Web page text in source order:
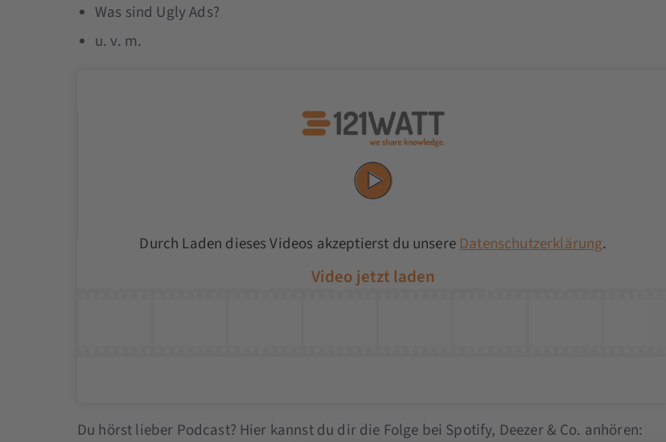
Was sind Ugly Ads?
u. v. m.
Durch Laden dieses Videos akzeptierst du unsereDatenschutzerklärung.
Du hörst lieber Podcast? Hier kannst du dir die Folge bei Spotify, Deezer & Co. anhören: